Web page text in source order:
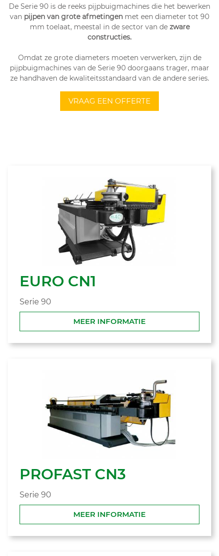
De Serie 90 is de reeks pijpbuigmachines die het bewerken
van pijpen van grote afmetingen met een diameter tot 90
mm toelaat, meestal in de sector van de zware
constructies.
Omdat ze grote diameters moeten verwerken, zijn de
pijpbuigmachines van de Serie 90 doorgaans trager, maar
ze handhaven de kwaliteitsstandaard van de andere series.
VRAAG EEN OFFERTE
EURO CN1
Serie 90
MEER INFORMATIE
PROFAST CN3
Serie 90
MEER INFORMATIE